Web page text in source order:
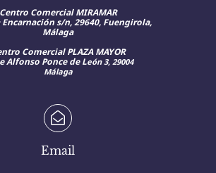
Centro Comercial MIRAMAR
Encarnación s/n, 29640, Fuengirola,
Málaga
Comercial PLAZA MAYOR
Alfonso Ponce de León 3, 29004
Málaga
Email